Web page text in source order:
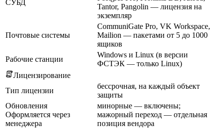
СУБД
Tantor, Pangolin — лицензия на
экземпляр
Почтовые системы
CommuniGate Pro, VK Workspace,
Mailion — пакетами от 5 до 1000
ящиков
Рабочие станции
Windows и Linux (в версии
ФСТЭК — только Linux)
Лицензирование
Тип лицензии
бессрочная, на каждый объект
защиты
Обновления
Оформляется через
менеджера
минорные — включены;
мажорный переход — отдельная
позиция вендора